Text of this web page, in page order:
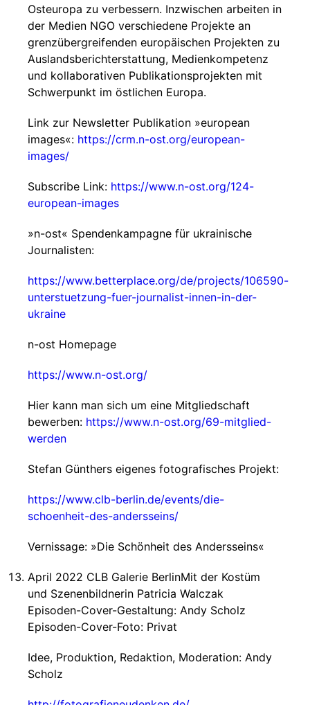
Osteuropa zu verbessern. Inzwischen arbeiten in
der Medien NGO verschiedene Projekte an
grenzübergreifenden europäischen Projekten zu
Auslandsberichterstattung, Medienkompetenz
und kollaborativen Publikationsprojekten mit
Schwerpunkt im östlichen Europa.
Link zur Newsletter Publikation »european
images«: https://crm.n-ost.org/european-
images/
Subscribe Link: https://www.n-ost.org/124-
european-images
»n-ost« Spendenkampagne für ukrainische
Journalisten:
https://www.betterplace.org/de/projects/106590-
unterstuetzung-fuer-journalist-innen-in-der-
ukraine
n-ost Homepage
https://www.n-ost.org/
Hier kann man sich um eine Mitgliedschaft
bewerben: https://www.n-ost.org/69-mitglied-
werden
Stefan Günthers eigenes fotografisches Projekt:
https://www.clb-berlin.de/events/die-
schoenheit-des-andersseins/
Vernissage: »Die Schönheit des Andersseins«
April 2022 CLB Galerie BerlinMit der Kostüm
und Szenenbildnerin Patricia Walczak
Episoden-Cover-Gestaltung: Andy Scholz
Episoden-Cover-Foto: Privat
Idee, Produktion, Redaktion, Moderation: Andy
Scholz